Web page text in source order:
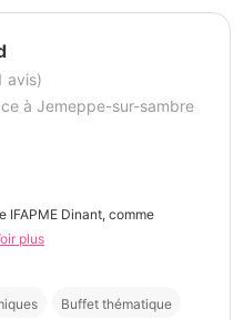
avis)
à Jemeppe-sur-sambre
IFAPME Dinant, comme
plus
Buffet thématique